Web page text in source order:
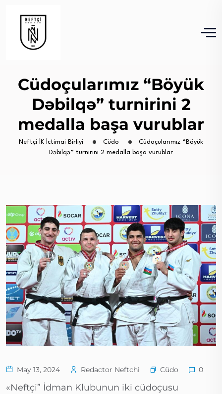
Cüdoçularımız “Böyük
Dəbilqə” turnirini 2
medalla başa vurublar
Neftçi İK İctimai Birliyi Cüdo
Cüdoçularımız “Böyük
Dəbilqə” turnirini 2 medalla başa vurublar
May 13, 2024 Redactor Neftchi Cüdo 0
«Neftçi” İdman Klubunun iki cüdoçusu